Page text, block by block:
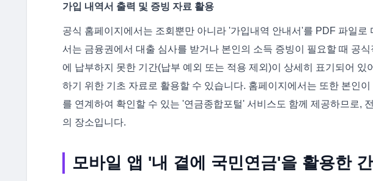
가입 내역서 출력 및 증빙 자료 활용
공식 홈페이지에서는 조회뿐만 아니라 '가입내역 안내서'를 PDF 파일
서는 금융권에서 대출 심사를 받거나 본인의 소득 증빙이 필요할 때 공
에 납부하지 못한 기간(납부 예외 또는 적용 제외)이 상세히 표기되어
하기 위한 기초 자료로 활용할 수 있습니다. 홈페이지에서는 또한 본인
를 연계하여 확인할 수 있는 '연금종합포털' 서비스도 함께 제공하므로,
의 장소입니다.
모바일 앱 '내 곁에 국민연금'을 활용한